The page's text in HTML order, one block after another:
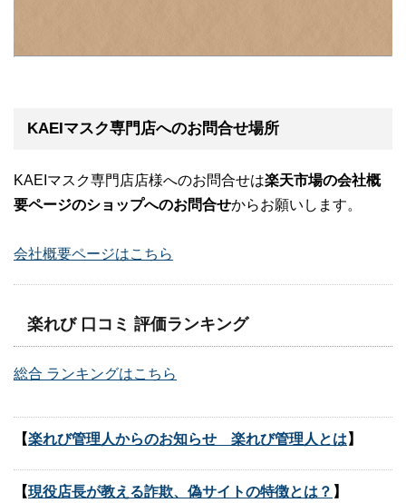
KAEIマスク専門店へのお問合せ場所
KAEIマスク専門店店様へのお問合せは楽天市場の会社概
要ページのショップへのお問合せからお願いします。
会社概要ページはこちら
楽れび 口コミ 評価ランキング
総合 ランキングはこちら
【楽れび管理人からのお知らせ 楽れび管理人とは 】
【現役店長が教える詐欺、偽サイトの特徴とは？ 】